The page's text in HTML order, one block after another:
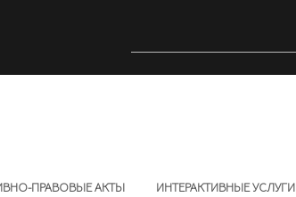
ПРАВОВЫЕ АКТЫ ИНТЕРАКТИВНЫЕ УСЛУГИ